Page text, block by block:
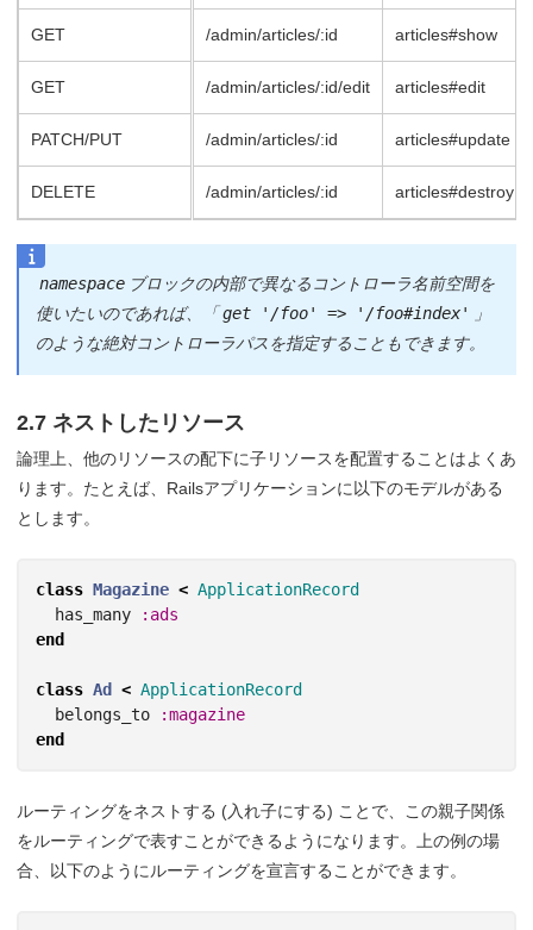
/admin/articles/:id articles#show
/admin/articles/:id/edit articles#edit
/admin/articles/:id articles#update
/admin/articles/:id articles#destroy
GET
GET
PATCH/PUT
DELETE
namespace ブロックの内部で異なるコントローラ名前空間を
使いたいのであれば、「get '/foo' => '/foo#index'
」
のような絶対コントローラパスを指定することもできます。
2.7 ネストしたリソース
論理上、他のリソースの配下に子リソースを配置することはよくあ
ります。たとえば、Railsアプリケーションに以下のモデルがある
とします。
class Magazine < ApplicationRecord
has_many
:ads
end
class Ad < ApplicationRecord
belongs_to
:magazine
end
ルーティングをネストする (入れ子にする) ことで、この親子関係
をルーティングで表すことができるようになります。上の例の場
合、以下のようにルーティングを宣言することができます。